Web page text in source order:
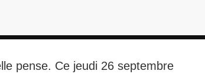
pense. Ce jeudi 26 septembre